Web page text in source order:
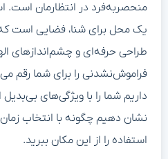
منحصربه‌فرد در انتظارمان است.
یک محل برای شنا، فضایی است که
طراحی حرفه‌ای و چشم‌اندازهای
فراموش‌نشدنی را برای شما رقم
داریم شما را با ویژگی‌های
نشان دهیم چگونه با انتخاب
استفاده را از این مکان ببرید.